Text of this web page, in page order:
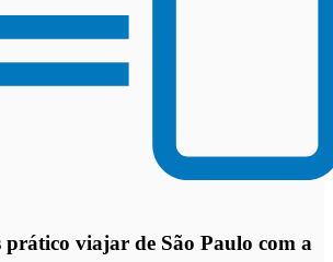
prático viajar de São Paulo com a